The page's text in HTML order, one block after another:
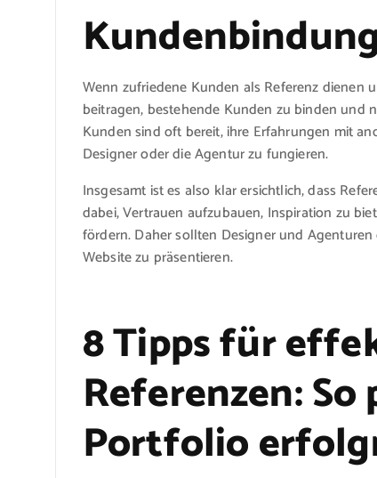
Wenn zufriedene Kunden als Referenz dienen
beitragen, bestehende Kunden zu binden und
Kunden sind oft bereit, ihre Erfahrungen mit
Designer oder die Agentur zu fungieren.
Insgesamt ist es also klar ersichtlich, dass
dabei, Vertrauen aufzubauen, Inspiration zu
fördern. Daher sollten Designer und
Website zu präsentieren.
8 Tipps für
Referenzen:
Portfolio